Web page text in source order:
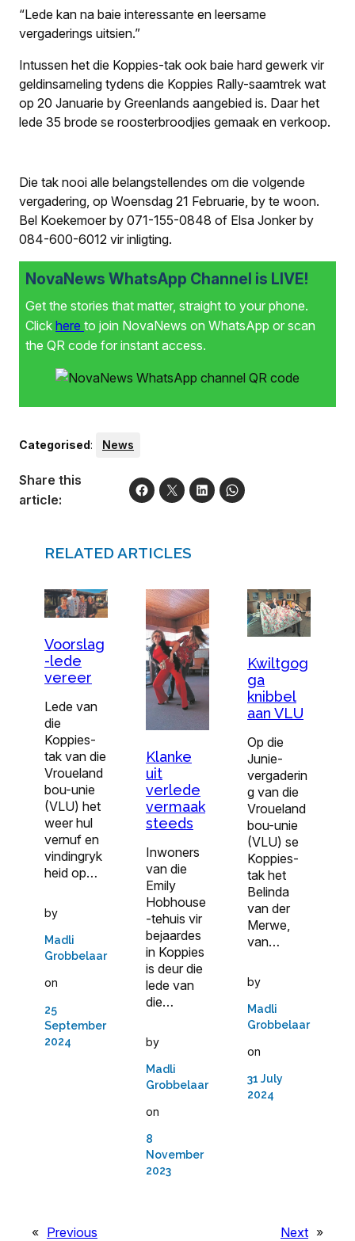
“Lede kan na baie interessante en leersame
vergaderings uitsien.”
Intussen het die Koppies-tak ook baie hard gewerk vir
geldinsameling tydens die Koppies Rally-saamtrek wat
op 20 Januarie by Greenlands aangebied is. Daar het
lede 35 brode se roosterbroodjies gemaak en verkoop.
Die tak nooi alle belangstellendes om die volgende
vergadering, op Woensdag 21 Februarie, by te woon.
Bel Koekemoer by 071-155-0848 of Elsa Jonker by
084-600-6012 vir inligting.
NovaNews WhatsApp Channel is LIVE!
Get the stories that matter, straight to your phone.
Click here to join NovaNews on WhatsApp or scan
the QR code for instant access.
Categorised: News
Share this
article:
RELATED ARTICLES
Voorslag
-lede
vereer
Lede van
die
Koppies-
tak van die
Vroueland
bou-unie
(VLU) het
weer hul
vernuf en
vindingryk
heid op…
by
Madli
Grobbelaar
on
25
September
2024
Klanke
uit
verlede
vermaak
steeds
Inwoners
van die
Emily
Hobhouse
-tehuis vir
bejaardes
in Koppies
is deur die
lede van
die…
by
Madli
Grobbelaar
on
8
November
2023
Kwiltgog
ga
knibbel
aan VLU
Op die
Junie-
vergaderin
g van die
Vroueland
bou-unie
(VLU) se
Koppies-
tak het
Belinda
van der
Merwe,
van…
by
Madli
Grobbelaar
on
31 July
2024
« Previous Next »